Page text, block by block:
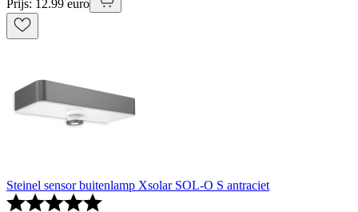
Prijs: 12.99 euro
Steinel sensor buitenlamp Xsolar SOL-O S antraciet